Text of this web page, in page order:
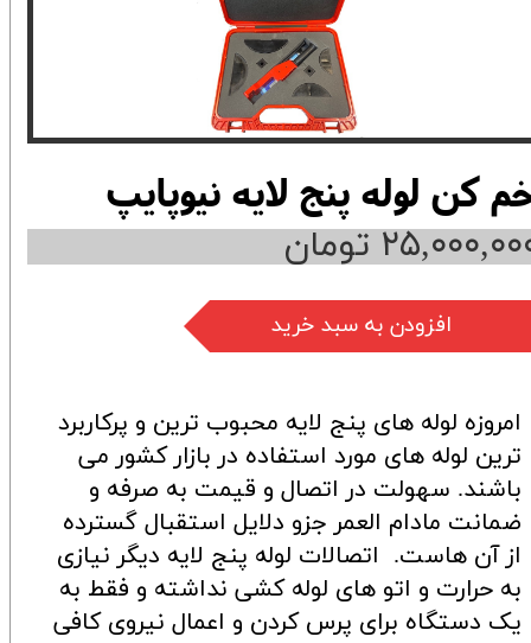
کن لوله پنج لایه نیوپایپ
تومان
افزودن به سبد خرید
امروزه لوله های پنج لایه محبوب ترین و پرکاربرد
ترین لوله های مورد استفاده در بازار کشور می
باشند. سهولت در اتصال و قیمت به صرفه و
ضمانت مادام العمر جزو دلایل استقبال گسترده
از آن هاست. اتصالات لوله پنج لایه دیگر نیازی
به حرارت و اتو های لوله کشی نداشته و فقط به
یک دستگاه برای پرس کردن و اعمال نیروی کافی